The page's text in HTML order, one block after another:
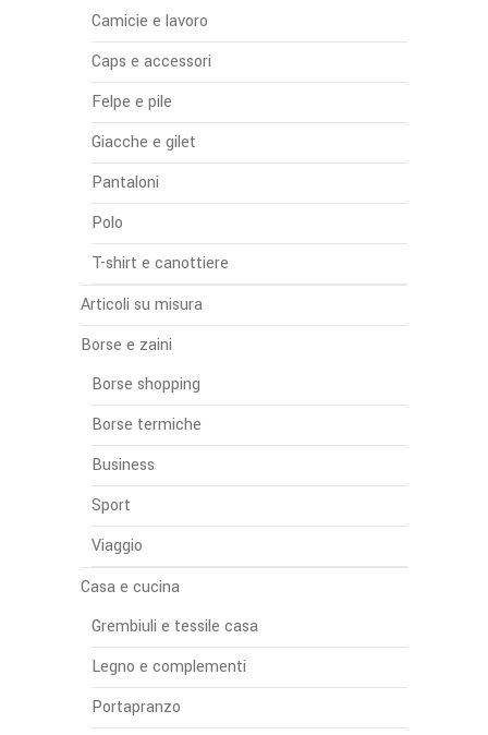
Camicie e lavoro
Caps e accessori
Felpe e pile
Giacche e gilet
Pantaloni
Polo
T-shirt e canottiere
Articoli su misura
Borse e zaini
Borse shopping
Borse termiche
Business
Sport
Viaggio
Casa e cucina
Grembiuli e tessile casa
Legno e complementi
Portapranzo